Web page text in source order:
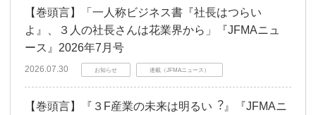
【巻頭言】「一人称ビジネス書『社長はつらい
よ』、３人の社長さんは花業界から」『JFMAニュ
ース』2026年7月号
2026.07.30 お知らせ 連載（JFMAニュース）
【巻頭言】『３F産業の未来は明るい︖』『JFMAニ